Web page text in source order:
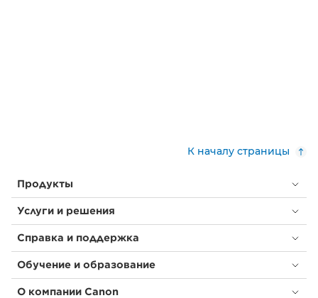
К началу страницы
Продукты
Услуги и решения
Справка и поддержка
Обучение и образование
О компании Canon